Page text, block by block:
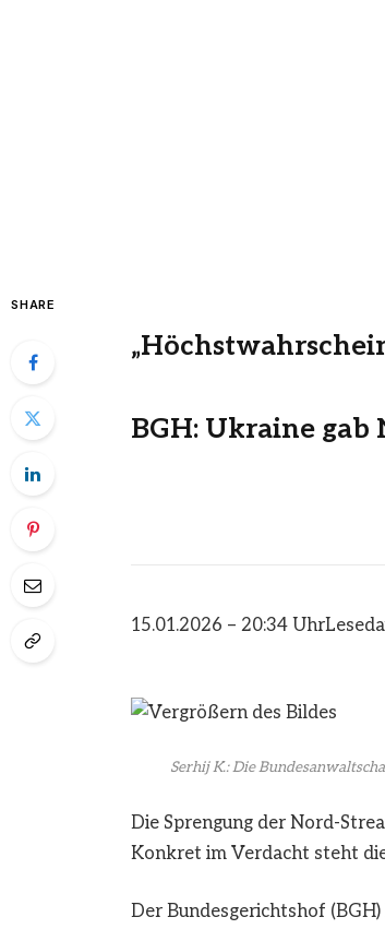
SHARE
BGH: Ukraine
15.01.2026 – 20:34 Uhr
Serhij K.: Die
Die Sprengung der Nord-
Konkret im Verdacht steht
Der Bundesgerichtshof